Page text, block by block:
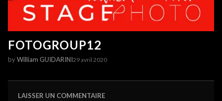
FOTOGROUP12
byWilliam GUIDARINI29 avril 2020
LAISSER UN COMMENTAIRE